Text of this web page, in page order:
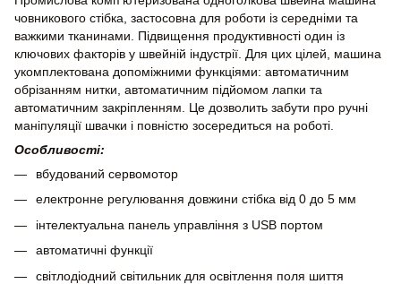
човникового стібка, застосовна для роботи із середніми та
важкими тканинами. Підвищення продуктивності один із
ключових факторів у швейній індустрії. Для цих цілей, машина
укомплектована допоміжними функціями: автоматичним
обрізанням нитки, автоматичним підйомом лапки та
автоматичним закріпленням. Це дозволить забути про ручні
маніпуляції швачки і повністю зосередиться на роботі.
Особливості:
вбудований сервомотор
електронне регулювання довжини стібка від 0 до 5 мм
інтелектуальна панель управління з USB портом
автоматичні функції
світлодіодний світильник для освітлення поля шиття